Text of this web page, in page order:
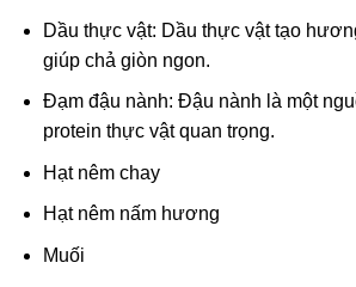
Dầu thực vật: Dầu thực vật tạo
giúp chả giòn ngon.
Đạm đậu nành: Đậu nành là một
protein thực vật quan trọng.
Hạt nêm chay
Hạt nêm nấm hương
Muối